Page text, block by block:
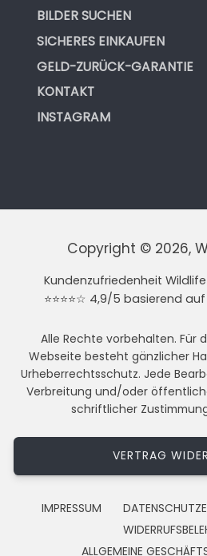
BILDER SUCHEN
SICHERES EINKAUFEN
GELD-ZURÜCK-GARANTIE
KONTAKT
INSTAGRAM
Copyright © 2026,
Kundenzufriedenheit
⭐⭐⭐⭐☆ 4,9/5 basierend
Alle Rechte vorbehalten. Für
Webseite besteht gänzlicher
Urheberrechtsschutz. Jede
Verbreitung und/oder
schriftlicher
VERTRAG
IMPRESSUM
ALLGEMEINE